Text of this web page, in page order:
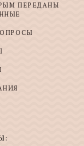
ПЕРЕДАНЫ